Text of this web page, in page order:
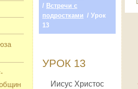
/ Встречи с
подростками / Урок
13
УРОК 13
Иисус Христос